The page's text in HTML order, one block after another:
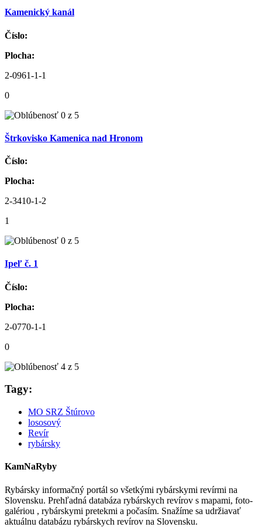
Kamenický kanál
Číslo:
Plocha:
2-0961-1-1
0
Štrkovisko Kamenica nad Hronom
Číslo:
Plocha:
2-3410-1-2
1
Ipeľ č. 1
Číslo:
Plocha:
2-0770-1-1
0
Tagy:
MO SRZ Štúrovo
lososový
Revír
rybársky
KamNaRyby
Rybársky informačný portál so všetkými rybárskymi revírmi na
Slovensku. Prehľadná databáza rybárskych revírov s mapami, foto-
galériou , rybárskymi pretekmi a počasím. Snažíme sa udržiavať
aktuálnu databázu rybárskych revírov na Slovensku.